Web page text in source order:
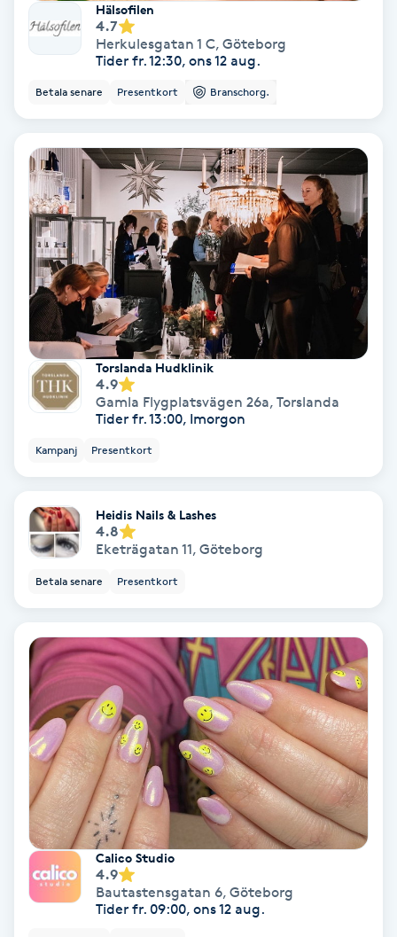
Fettreducering
Fibromassage
Fillers
Fotmassage
Fotsvamp
Fotvård
Fransar
Fransborttagning
Fransfärgning
Fransförlängning Megavolym
Fransförlängning Volym
Fransk manikyr
Fransrengöring
Frekvensterapi
Friskvård
Friskvårdsmassage
Frisör
Funktionsanalys
Hälsofilen
4.7
Herkulesgatan 1 C, Göteborg
Tider fr. 12:30, ons 12 aug.
Betala senare Presentkort Branschorg.
Torslanda Hudklinik
4.9
Gamla Flygplatsvägen 26a, Torslanda
Tider fr. 13:00, Imorgon
Kampanj Presentkort
Heidis Nails & Lashes
4.8
Eketrägatan 11, Göteborg
Betala senare Presentkort
Calico Studio
4.9
Bautastensgatan 6, Göteborg
Tider fr. 09:00, ons 12 aug.